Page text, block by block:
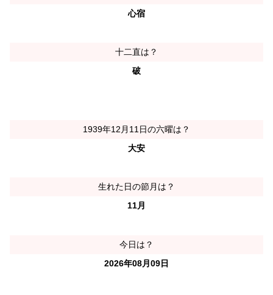
心宿
十二直は？
破
1939年12月11日の六曜は？
大安
生れた日の節月は？
11月
今日は？
2026年08月09日